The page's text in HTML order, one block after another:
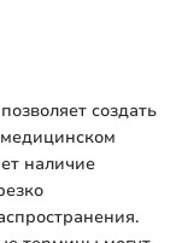
создать
наличие